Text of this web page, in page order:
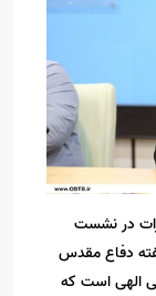
در نشست
دفاع مقدس
الهی است که